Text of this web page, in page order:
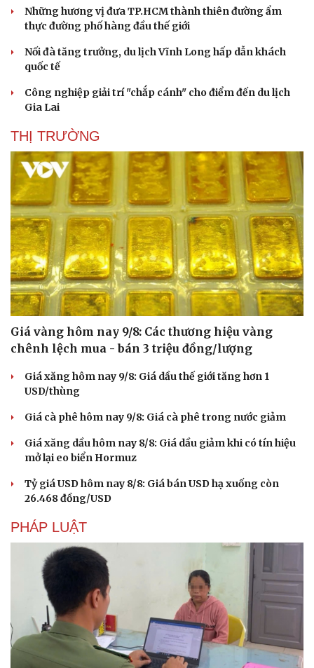
Cải chính
Những hương vị đưa TP.HCM thành thiên đường ẩm
thực đường phố hàng đầu thế giới
Nối đà tăng trưởng, du lịch Vĩnh Long hấp dẫn khách
quốc tế
Công nghiệp giải trí "chắp cánh" cho điểm đến du lịch
Gia Lai
THỊ TRƯỜNG
Giá vàng hôm nay 9/8: Các thương hiệu vàng
chênh lệch mua - bán 3 triệu đồng/lượng
Giá xăng hôm nay 9/8: Giá dầu thế giới tăng hơn 1
USD/thùng
Giá cà phê hôm nay 9/8: Giá cà phê trong nước giảm
Giá xăng dầu hôm nay 8/8: Giá dầu giảm khi có tín hiệu
mở lại eo biển Hormuz
Tỷ giá USD hôm nay 8/8: Giá bán USD hạ xuống còn
26.468 đồng/USD
PHÁP LUẬT